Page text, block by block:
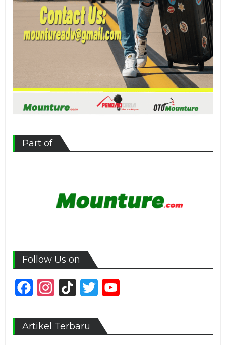
Part of
Follow Us on
FacebookInstagram
TikTok Twitter
Artikel Terbaru